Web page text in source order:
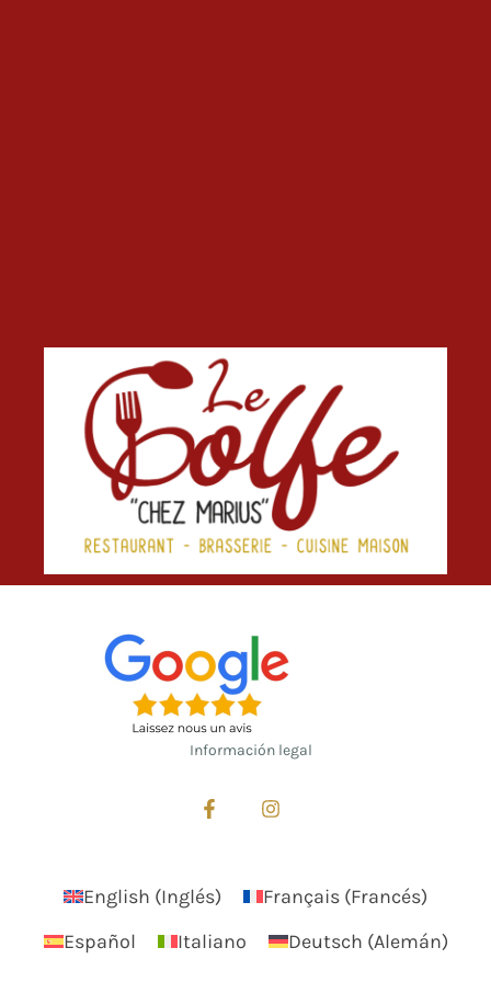
Información legal
English (Inglés) Français (Francés)
Español
Italiano Deutsch (Alemán)